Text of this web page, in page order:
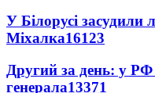
У Білорусі засудили
Міхалка16123
Другий за день: у
генерала13371